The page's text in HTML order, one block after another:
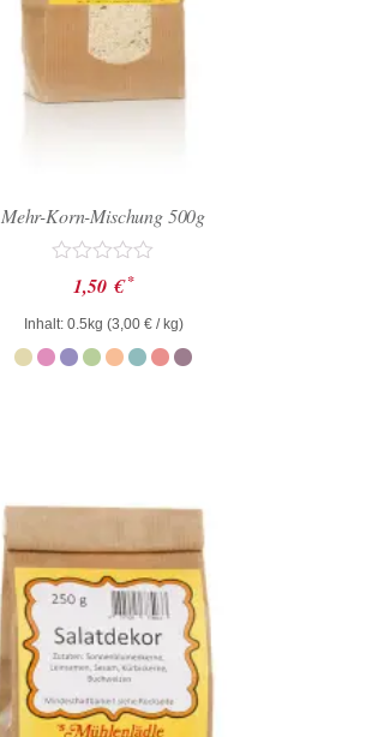
Mehr-Korn-Mischung 500g
Bewertet
mit
0
von
5
1,50 € *
Inhalt: 0.5kg (3,00 €/ kg)